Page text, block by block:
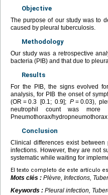
Objective
The purpose of our study was to
caused by pleural tuberculosis.
Methodology
Our study was a retrospective
bacteria (PIB) and that due to
Results
For the PIB, the signs evolved
analysis, for PIB the onset of
(OR = 0.3 [0.1; 0.9]; P = 0.03),
neutrophil count was
Pneumothorax/
Conclusion
Clinical differences exist
infections. However, they are not
systematic while waiting for
El texto completo de este artículo
Mots clés : Plèvre, Infections,
Keywords : Pleural infection,